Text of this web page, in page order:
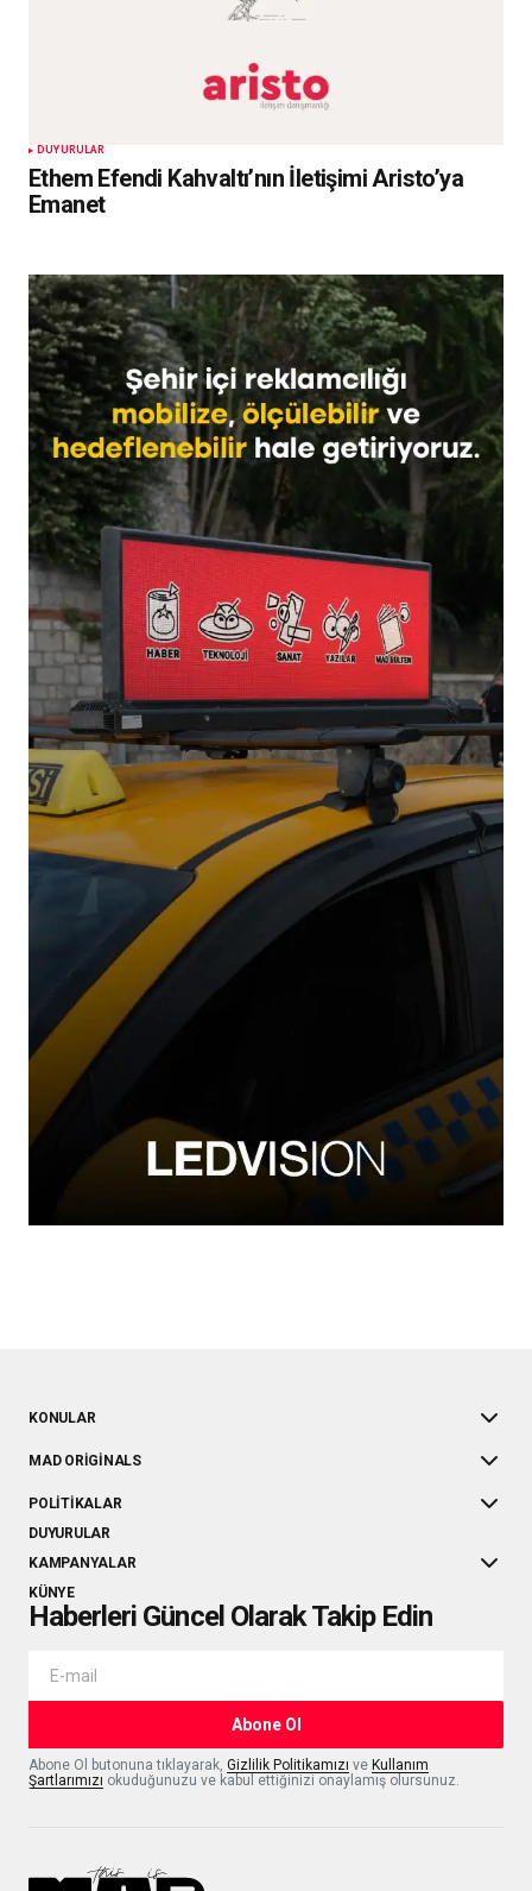
DUYURULAR
Ethem Efendi Kahvaltı’nın İletişimi Aristo’ya
Emanet
KONULAR
MAD ORIGINALS
POLITIKALAR
DUYURULAR
KAMPANYALAR
KÜNYE
Haberleri Güncel Olarak Takip Edin
Abone Ol
Abone Ol butonuna tıklayarak, Gizlilik Politikamızı ve Kullanım
Şartlarımızı okuduğunuzu ve kabul ettiğinizi onaylamış olursunuz.